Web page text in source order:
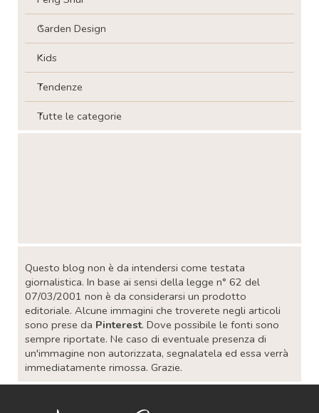
Garden Design
Kids
Tendenze
Tutte le categorie
Questo blog non è da intendersi come testata
giornalistica. In base ai sensi della legge n° 62 del
07/03/2001 non è da considerarsi un prodotto
editoriale. Alcune immagini che troverete negli articoli
sono prese da Pinterest. Dove possibile le fonti sono
sempre riportate. Ne caso di eventuale presenza di
un'immagine non autorizzata, segnalatela ed essa verrà
immediatamente rimossa. Grazie.